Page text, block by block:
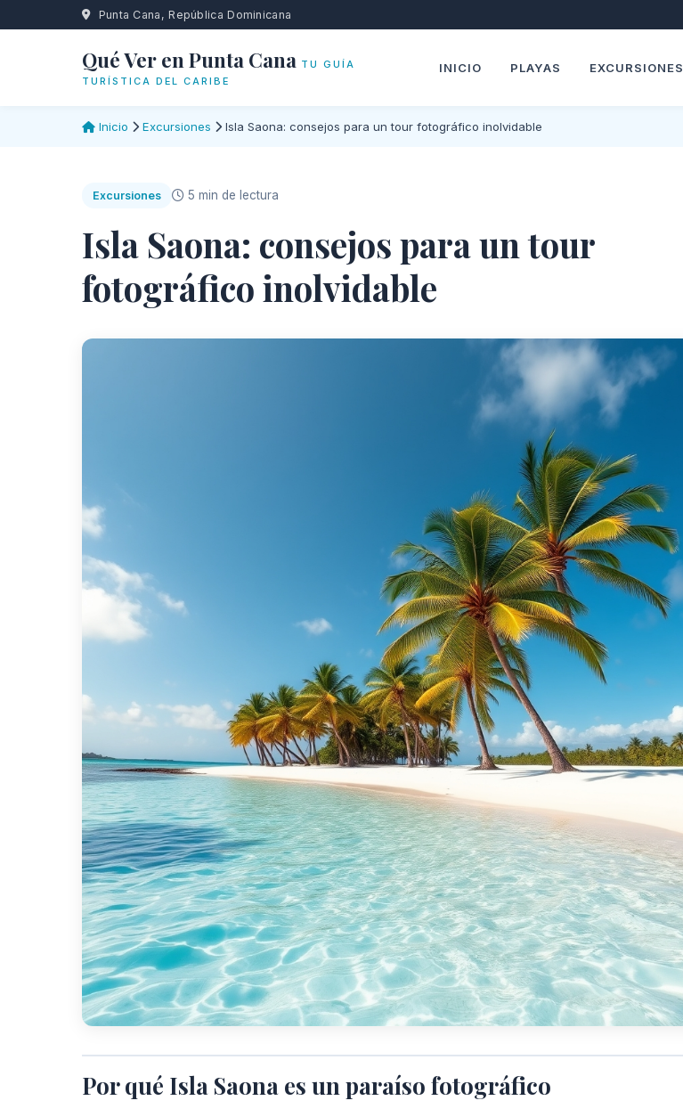
Punta Cana, República Dominicana
Qué Ver en Punta Cana TU GUÍA
TURÍSTICA DEL CARIBE
INICIO PLAYAS EXCURSIONES
Inicio Excursiones Isla Saona: consejos para un tour fotográfico inolvidable
Excursiones 5 min de lectura
Isla Saona: consejos para un tour
fotográfico inolvidable
Por qué Isla Saona es un paraíso fotográfico